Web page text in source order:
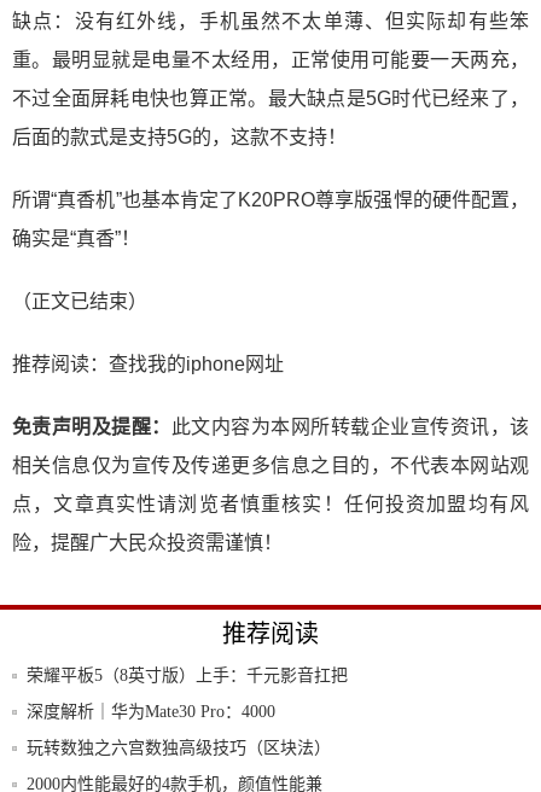
缺点：没有红外线，手机虽然不太单薄、但实际却有些笨
重。最明显就是电量不太经用，正常使用可能要一天两充，
不过全面屏耗电快也算正常。最大缺点是5G时代已经来了，
后面的款式是支持5G的，这款不支持！
所谓“真香机”也基本肯定了K20PRO尊享版强悍的硬件配置，
确实是“真香”！
（正文已结束）
推荐阅读： 查找我的iphone网址
免责声明及提醒：
此文内容为本网所转载企业宣传资讯，该
相关信息仅为宣传及传递更多信息之目的，不代表本网站观
点，文章真实性请浏览者慎重核实！任何投资加盟均有风
险，提醒广大民众投资需谨慎！
推荐阅读
荣耀平板5（8英寸版）上手：千元影音扛把
子
深度解析｜华为Mate30 Pro：4000
玩转数独之六宫数独高级技巧（区块法）
2000内性能最好的4款手机，颜值性能兼